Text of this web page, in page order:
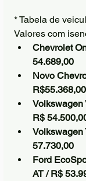
* Tabela de
Valores com
Chevrolet
54.689,00
Novo
R$55.368,00
R$
Volkswagen
57.730,00
Ford
AT / R$